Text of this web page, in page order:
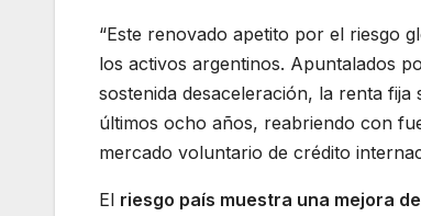
“Este renovado apetito por el riesgo
los activos argentinos. Apuntalados
sostenida desaceleración, la renta
últimos ocho años, reabriendo con
mercado voluntario de crédito
El riesgo país muestra una mejora